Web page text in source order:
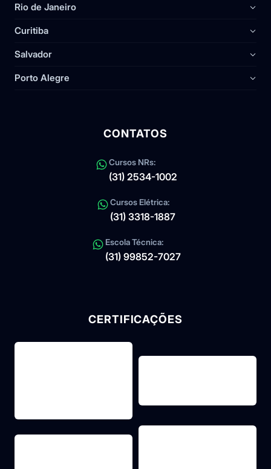
Rio de Janeiro
Curitiba
Salvador
Porto Alegre
CONTATOS
Cursos NRs:
(31) 2534-1002
Cursos Elétrica:
(31) 3318-1887
Escola Técnica:
(31) 99852-7027
CERTIFICAÇÕES